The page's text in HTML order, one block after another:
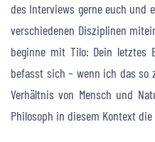
des Interviews gerne euch und
verschiedenen Disziplinen
beginne mit Tilo: Dein letztes
befasst sich – wenn ich das so
Verhältnis von Mensch und
Philosoph in diesem Kontext